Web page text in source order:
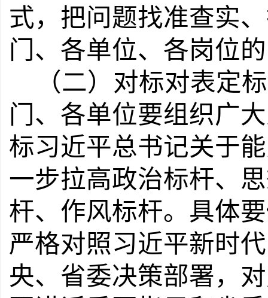
式，把问题找准查实
门、各单位、各岗位
（二）对标对表定
门、各单位要组织广
标习近平总书记关于
一步拉高政治标杆、
杆、作风标杆。 具体
严格对照习近平新时
央、省委决策部署，